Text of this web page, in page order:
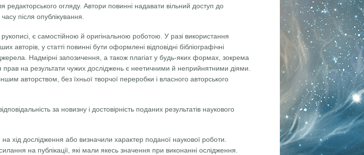
редакторського огляду. Автори повинні надавати вільний доступ до
після опублікування.
є самостійною й оригінальною роботою. У разі використання
авторів, у статті повинні бути оформлені відповідні бібліографічні
Надмірні запозичення, а також плагіат у будь-яких формах, зокрема
на результати чужих досліджень є неетичними й неприйнятними діями.
авторством, без їхньої творчої переробки і власного авторського
за новизну і достовірність поданих результатів наукового
на хід дослідження або визначили характер поданої наукової роботи.
на публікації, які мали якесь значення при виконанні ослідження.